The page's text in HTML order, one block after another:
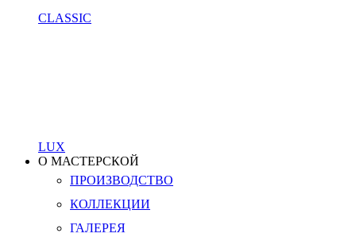
CLASSIC
LUX
О МАСТЕРСКОЙ
ПРОИЗВОДСТВО
КОЛЛЕКЦИИ
ГАЛЕРЕЯ